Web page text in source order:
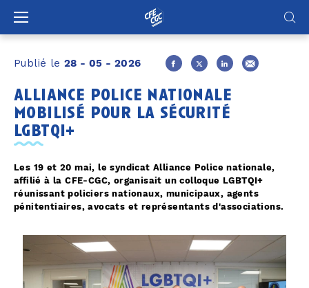
Publié le 28 - 05 - 2026
alliance police nationale
mobilisé pour la sécurité
lgbtqi+
Les 19 et 20 mai, le syndicat Alliance Police nationale,
affilié à la CFE-CGC, organisait un colloque LGBTQI+
réunissant policiers nationaux, municipaux, agents
pénitentiaires, avocats et représentants d'associations.
Panneau de gestion des cookies